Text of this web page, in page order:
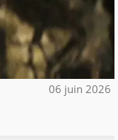
06 juin 2026